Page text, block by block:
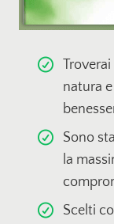
natura
Sono
la
Scelti